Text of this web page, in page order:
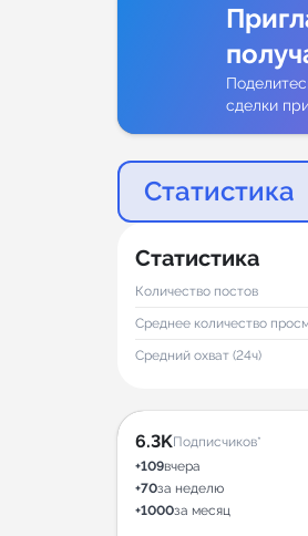
сделки
Статистика
Статистика
Количество постов
Среднее количество
Средний охват (24ч)
6.3KПодписчиков*
+109вчера
+70за неделю
+1000за месяц